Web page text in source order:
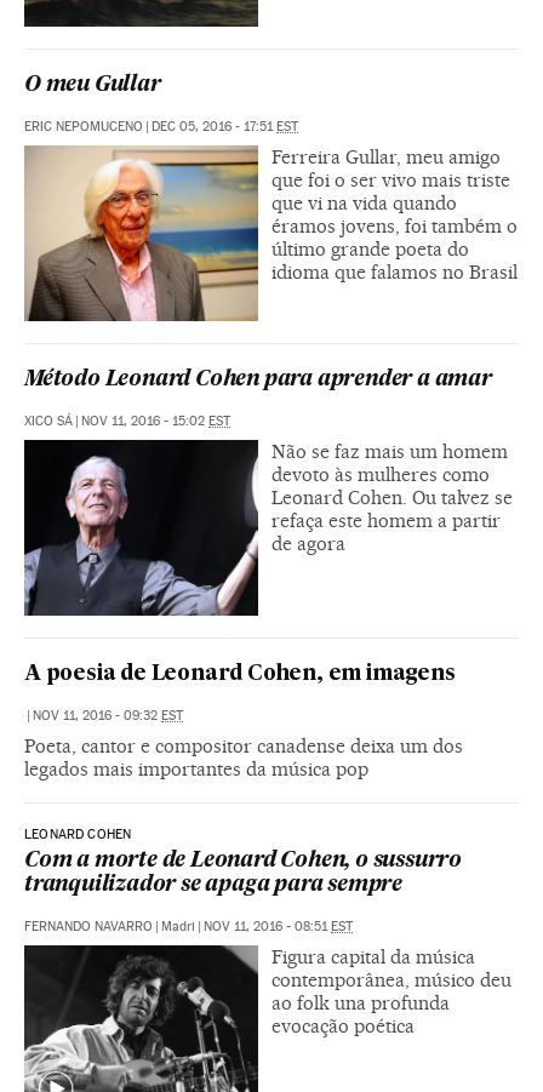
O meu Gullar
ERIC NEPOMUCENO DEC 05, 2016 - 17:51 EST
Ferreira Gullar, meu amigo
que foi o ser vivo mais triste
que vi na vida quando
éramos jovens, foi também o
último grande poeta do
idioma que falamos no Brasil
Método Leonard Cohen para aprender a amar
XICO SÁ NOV 11, 2016 - 15:02 EST
Não se faz mais um homem
devoto às mulheres como
Leonard Cohen. Ou talvez se
refaça este homem a partir
de agora
A poesia de Leonard Cohen, em imagens
NOV 11, 2016 - 09:32 EST
Poeta, cantor e compositor canadense deixa um dos
legados mais importantes da música pop
LEONARD COHEN
Com a morte de Leonard Cohen, o sussurro
tranquilizador se apaga para sempre
FERNANDO NAVARRO Madri NOV 11, 2016 - 08:51 EST
Figura capital da música
contemporânea, músico deu
ao folk una profunda
evocação poética